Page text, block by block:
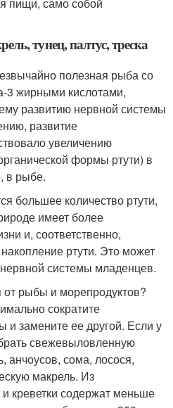
тунец, палтус, треска
полезная рыба со
3 жирными кислотами,
развитию нервной системы
развитие
увеличению
формы ртути) в
в рыбе.
большее количество ртути,
имеет более
и, соответственно,
ртути. Это может
системы младенцев.
рыбы и морепродуктов?
сократите
замените ее другой. Если у
свежевыловленную
анчоусов, сома, лосося,
макрель. Из
креветки содержат меньше